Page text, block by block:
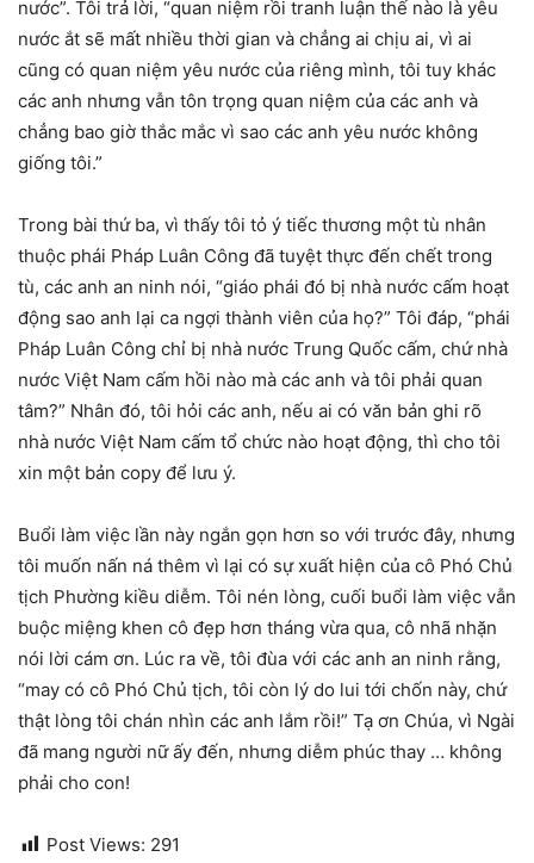
nước”. Tôi trả lời, “quan niệm rồi tranh luận thế nào là yêu
nước ắt sẽ mất nhiều thời gian và chẳng ai chịu ai, vì ai
cũng có quan niệm yêu nước của riêng mình, tôi tuy khác
các anh nhưng vẫn tôn trọng quan niệm của các anh và
chẳng bao giờ thắc mắc vì sao các anh yêu nước không
giống tôi.”
Trong bài thứ ba, vì thấy tôi tỏ ý tiếc thương một tù nhân
thuộc phái Pháp Luân Công đã tuyệt thực đến chết trong
tù, các anh an ninh nói, “giáo phái đó bị nhà nước cấm hoạt
động sao anh lại ca ngợi thành viên của họ?” Tôi đáp, “phái
Pháp Luân Công chỉ bị nhà nước Trung Quốc cấm, chứ nhà
nước Việt Nam cấm hồi nào mà các anh và tôi phải quan
tâm?” Nhân đó, tôi hỏi các anh, nếu ai có văn bản ghi rõ
nhà nước Việt Nam cấm tổ chức nào hoạt động, thì cho tôi
xin một bản copy để lưu ý.
Buổi làm việc lần này ngắn gọn hơn so với trước đây, nhưng
tôi muốn nấn ná thêm vì lại có sự xuất hiện của cô Phó Chủ
tịch Phường kiều diễm. Tôi nén lòng, cuối buổi làm việc vẫn
buộc miệng khen cô đẹp hơn tháng vừa qua, cô nhã nhặn
nói lời cám ơn. Lúc ra về, tôi đùa với các anh an ninh rằng,
“may có cô Phó Chủ tịch, tôi còn lý do lui tới chốn này, chứ
thật lòng tôi chán nhìn các anh lắm rồi!” Tạ ơn Chúa, vì Ngài
đã mang người nữ ấy đến, nhưng diễm phúc thay … không
phải cho con!
Post Views: 291